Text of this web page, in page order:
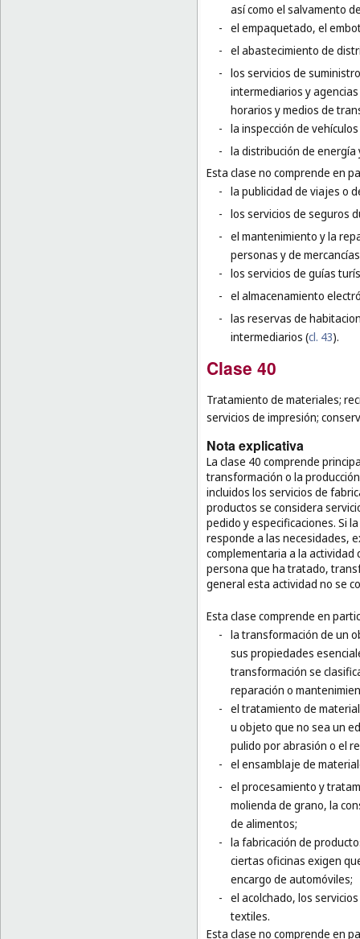
así como el salvamento
- el empaquetado, el
- el abastecimiento de
- los servicios de
intermediarios y
horarios y medios de
- la inspección de
- la distribución de energía
Esta clase no comprende en
- la publicidad de viajes o
- los servicios de seguros
- el mantenimiento y la
personas y de
- los servicios de guías
- el almacenamiento
- las reservas de
intermediarios (cl. 43).
Clase 40
Tratamiento de materiales;
servicios de impresión;
Nota explicativa
La clase 40 comprende
transformación o la
incluidos los servicios de
productos se considera
pedido y especificaciones. Si
responde a las necesidades,
complementaria a la actividad
persona que ha tratado,
general esta actividad no se
Esta clase comprende en
- la transformación de un
sus propiedades
transformación se
reparación o
- el tratamiento de
u objeto que no sea un
pulido por abrasión o el
- el ensamblaje de
- el procesamiento y
molienda de grano, la
de alimentos;
- la fabricación de
ciertas oficinas exigen
encargo de automóviles;
- el acolchado, los
textiles.
Esta clase no comprende en